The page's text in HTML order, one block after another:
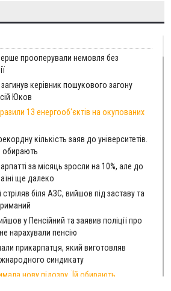
прооперували немовля без
загинув керівник пошукового загону
Юков
13 енергооб'єктів на окупованих
кількість заяв до університетів.
обирають
за місяць зросли на 10%, але до
ще далеко
біля АЗС, вийшов під заставу та
у Пенсійний та заявив поліції про
нарахували пенсію
прикарпатця, який виготовляв
синдикату
нову підозру. Їй обирають